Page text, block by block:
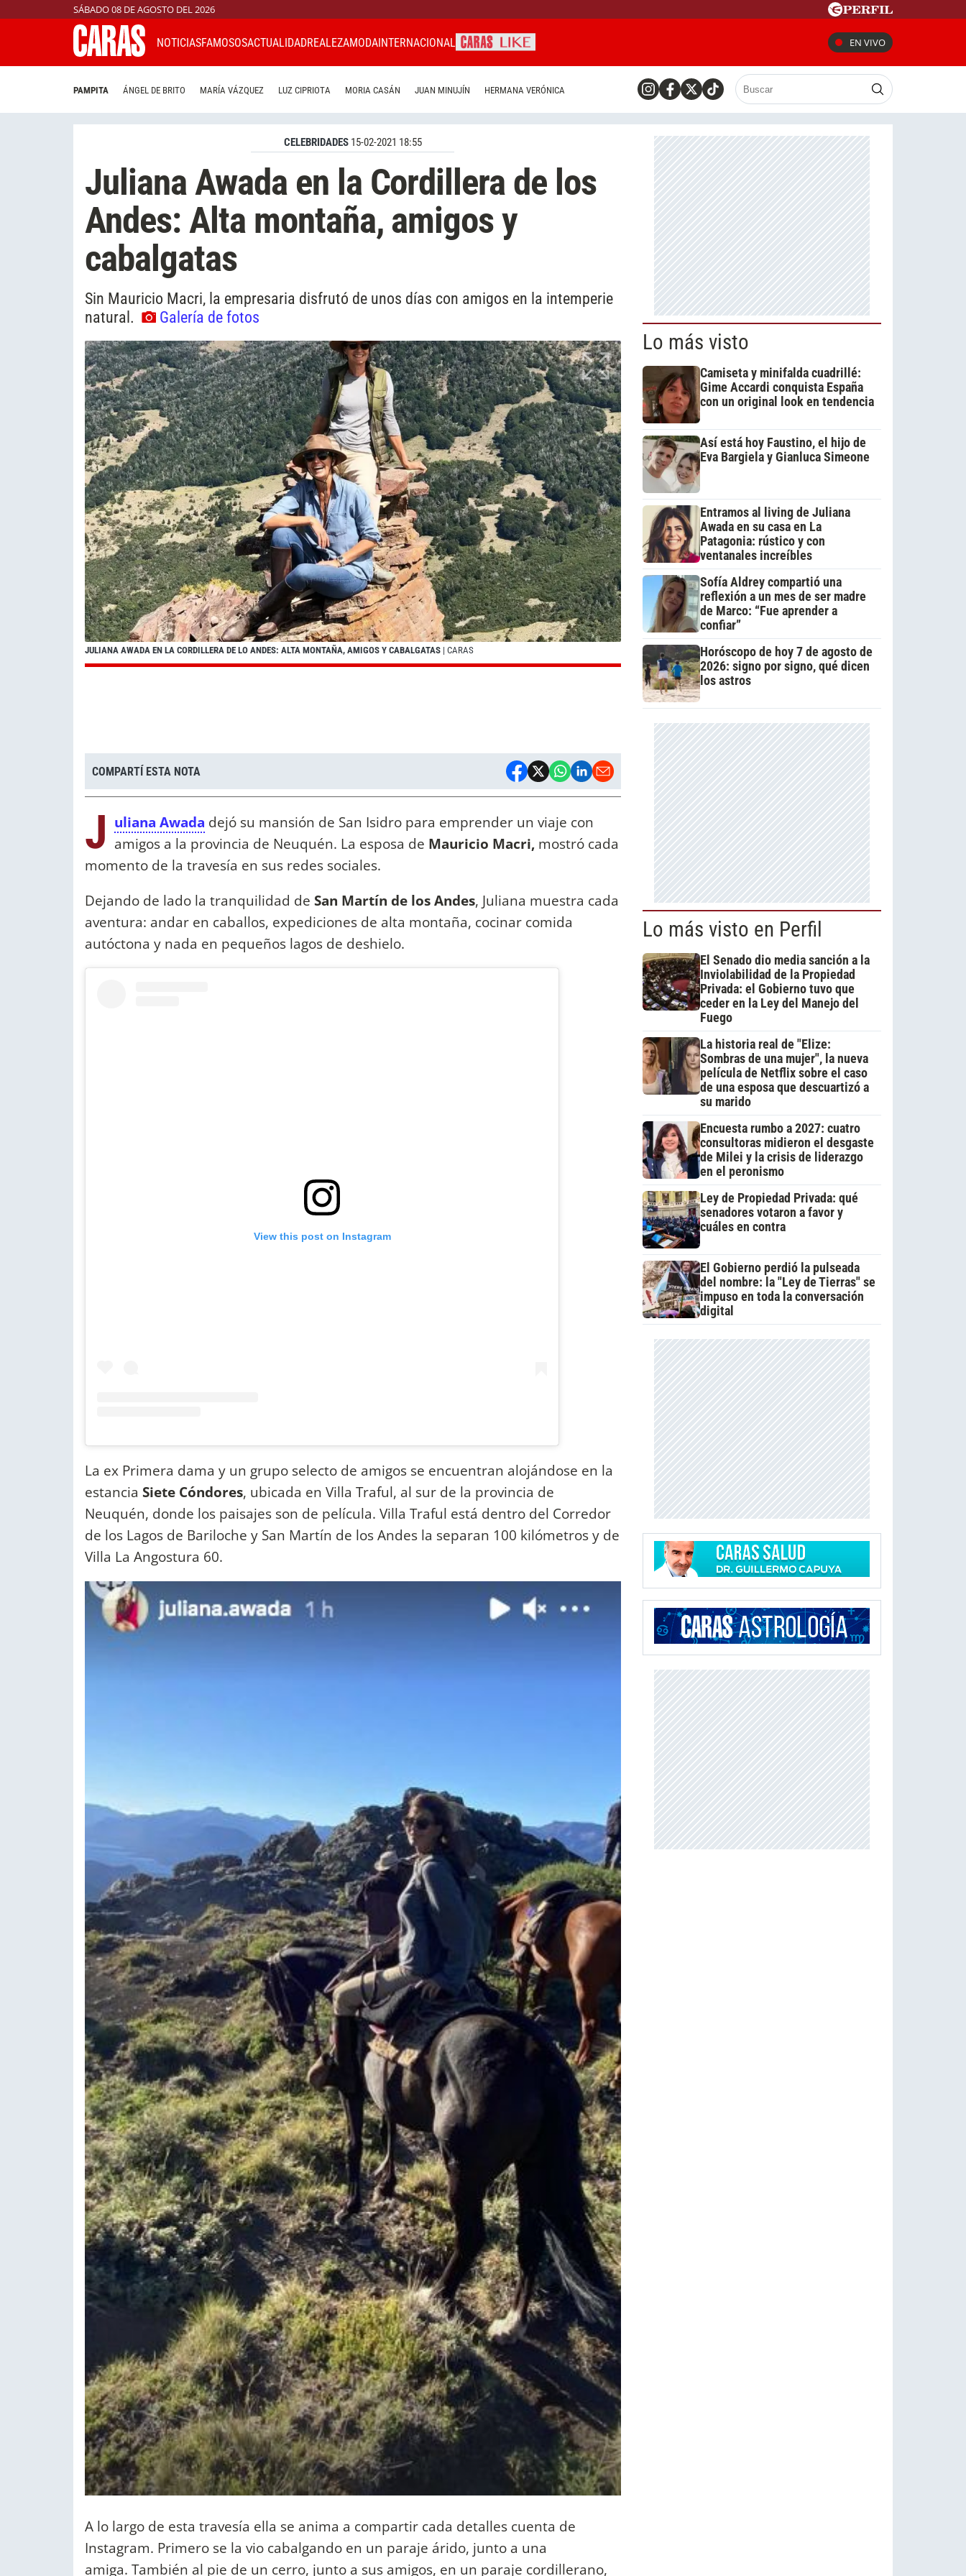
SÁBADO 08 DE AGOSTO DEL 2026
NOTICIASFAMOSOSACTUALIDADREALEZAMODAINTERNACIONAL EN VIVO
PAMPITA ÁNGEL DE BRITO MARÍA VÁZQUEZ LUZ CIPRIOTA MORIA CASÁN JUAN MINUJÍN HERMANA VERÓNICA
CELEBRIDADES 15-02-2021 18:55
Juliana Awada en la Cordillera de los
Andes: Alta montaña, amigos y
cabalgatas
Sin Mauricio Macri, la empresaria disfrutó de unos días con amigos en la intemperie
natural.
Galería de fotos
JULIANA AWADA EN LA CORDILLERA DE LO ANDES: ALTA MONTAÑA, AMIGOS Y CABALGATAS | CARAS
COMPARTÍ ESTA NOTA
J uliana Awada dejó su mansión de San Isidro para emprender un viaje con
amigos a la provincia de Neuquén. La esposa de Mauricio Macri, mostró cada
momento de la travesía en sus redes sociales.
Dejando de lado la tranquilidad de San Martín de los Andes, Juliana muestra cada
aventura: andar en caballos, expediciones de alta montaña, cocinar comida
autóctona y nada en pequeños lagos de deshielo.
View this post on Instagram
La ex Primera dama y un grupo selecto de amigos se encuentran alojándose en la
estancia Siete Cóndores, ubicada en Villa Traful, al sur de la provincia de
Neuquén, donde los paisajes son de película. Villa Traful está dentro del Corredor
de los Lagos de Bariloche y San Martín de los Andes la separan 100 kilómetros y de
Villa La Angostura 60.
A lo largo de esta travesía ella se anima a compartir cada detalles cuenta de
Instagram. Primero se la vio cabalgando en un paraje árido, junto a una
amiga. También al pie de un cerro, junto a sus amigos, en un paraje cordillerano,
Lo más visto
Camiseta y minifalda cuadrillé:
Gime Accardi conquista España
con un original look en tendencia
Así está hoy Faustino, el hijo de
Eva Bargiela y Gianluca Simeone
Entramos al living de Juliana
Awada en su casa en La
Patagonia: rústico y con
ventanales increíbles
Sofía Aldrey compartió una
reflexión a un mes de ser madre
de Marco: “Fue aprender a
confiar”
Horóscopo de hoy 7 de agosto de
2026: signo por signo, qué dicen
los astros
Lo más visto en Perfil
El Senado dio media sanción a la
Inviolabilidad de la Propiedad
Privada: el Gobierno tuvo que
ceder en la Ley del Manejo del
Fuego
La historia real de "Elize:
Sombras de una mujer", la nueva
película de Netflix sobre el caso
de una esposa que descuartizó a
su marido
Encuesta rumbo a 2027: cuatro
consultoras midieron el desgaste
de Milei y la crisis de liderazgo
en el peronismo
Ley de Propiedad Privada: qué
senadores votaron a favor y
cuáles en contra
El Gobierno perdió la pulseada
del nombre: la "Ley de Tierras" se
impuso en toda la conversación
digital